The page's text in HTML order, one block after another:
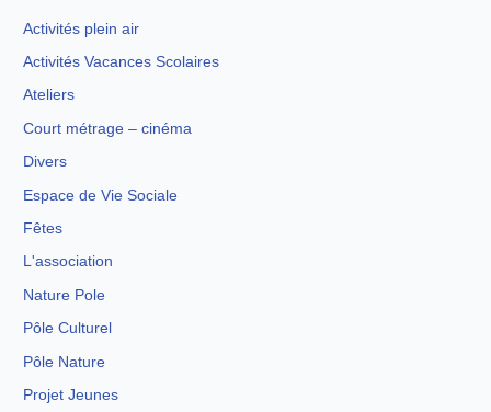
Activités plein air
Activités Vacances Scolaires
Ateliers
Court métrage – cinéma
Divers
Espace de Vie Sociale
Fêtes
L'association
Nature Pole
Pôle Culturel
Pôle Nature
Projet Jeunes